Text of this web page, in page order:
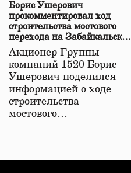
Борис Ушерович
прокомментировал ход
строительства мостового
перехода на Забайкальской
железной дороге
Акционер Группы
компаний 1520 Борис
Ушерович поделился
информацией о ходе
строительства
мостового…